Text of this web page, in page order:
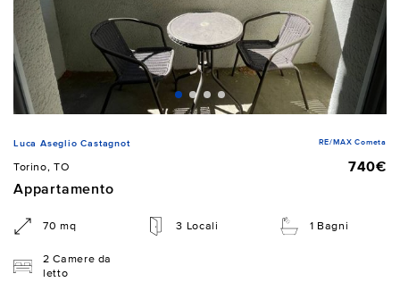
Luca Aseglio Castagnot RE/MAX Cometa
Torino, TO
740€
Appartamento
70 mq 3 Locali 1 Bagni
2 Camere da
letto